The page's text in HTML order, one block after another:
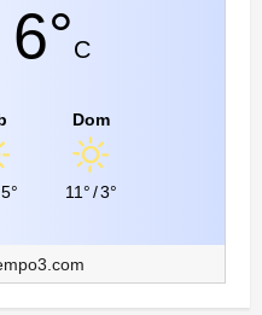
6°C
5°
Dom
11°/3°